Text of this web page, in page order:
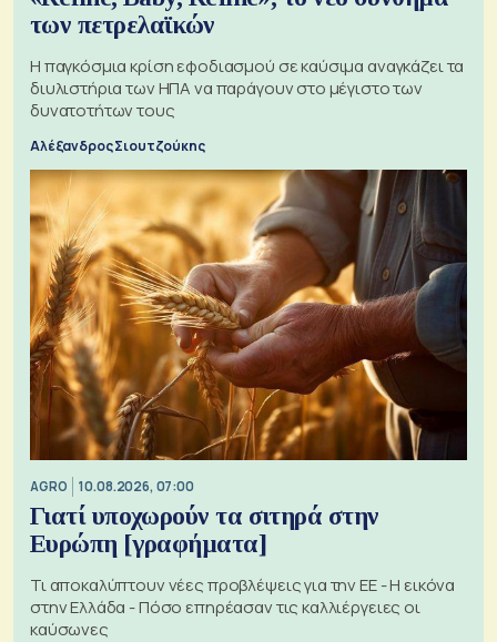
των πετρελαϊκών
Η παγκόσμια κρίση εφοδιασμού σε καύσιμα αναγκάζει τα
διυλιστήρια των ΗΠΑ να παράγουν στο μέγιστο των
δυνατοτήτων τους
Αλέξανδρος Σιουτζούκης
AGRO 10.08.2026, 07:00
Γιατί υποχωρούν τα σιτηρά στην
Ευρώπη [γραφήματα]
Τι αποκαλύπτουν νέες προβλέψεις για την ΕΕ - Η εικόνα
στην Ελλάδα - Πόσο επηρέασαν τις καλλιέργειες οι
καύσωνες